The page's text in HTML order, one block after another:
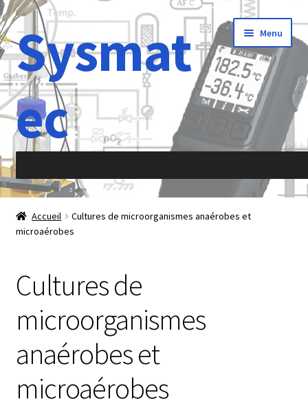
Aller
à
la
navigation
Aller
au
contenu
Sysmat
ec
Menu
Accueil
À propos de
Agitateurs magnétiques
Accueil
Cultures de microorganismes anaérobes et
microaérobes
Cultures de
microorganismes
anaérobes et
microaérobes